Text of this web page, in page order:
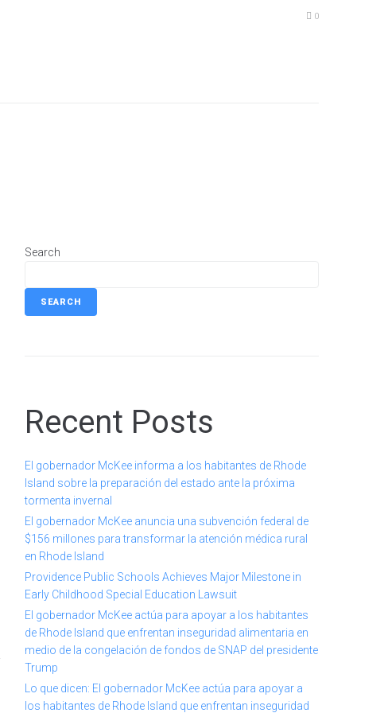
0
Search
SEARCH
Recent Posts
El gobernador McKee informa a los habitantes de Rhode
Island sobre la preparación del estado ante la próxima
tormenta invernal
El gobernador McKee anuncia una subvención federal de
$156 millones para transformar la atención médica rural
en Rhode Island
Providence Public Schools Achieves Major Milestone in
Early Childhood Special Education Lawsuit
El gobernador McKee actúa para apoyar a los habitantes
de Rhode Island que enfrentan inseguridad alimentaria en
medio de la congelación de fondos de SNAP del presidente
Trump
Lo que dicen: El gobernador McKee actúa para apoyar a
los habitantes de Rhode Island que enfrentan inseguridad